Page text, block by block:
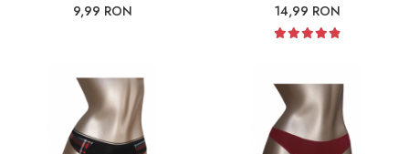
9,99 RON 14,99 RON